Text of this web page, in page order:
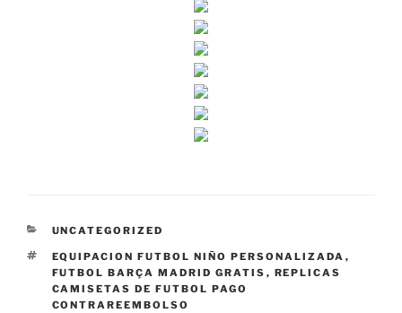
CATEGORÍAS
UNCATEGORIZED
ETIQUETAS
EQUIPACION FUTBOL NIÑO PERSONALIZADA ,
FUTBOL BARÇA MADRID GRATIS , REPLICAS
CAMISETAS DE FUTBOL PAGO
CONTRAREEMBOLSO